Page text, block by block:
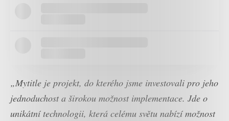
„Mytitle je projekt, do kterého jsme investovali pro jeho
jednoduchost a širokou možnost implementace. Jde o
unikátní technologii, která celému světu nabízí možnost